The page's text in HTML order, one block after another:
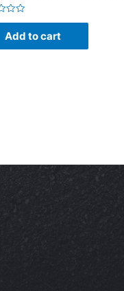
Add to cart